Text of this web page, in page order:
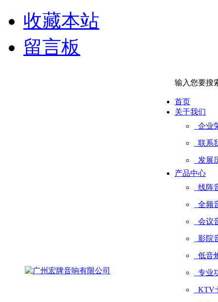
收藏本站
留言板
输入您要搜
首页
关于我们
企业
联系
发展
产品中心
线阵
全频
会议
影院
低音
专业
KTV